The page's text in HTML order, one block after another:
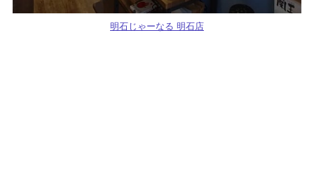
明石じゃーなる 明石店